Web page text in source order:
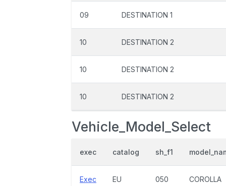
09 DESTINATION 1
10 DESTINATION 2
10 DESTINATION 2
10 DESTINATION 2
Vehicle_Model_Select
exec catalog sh_f1
Exec EU 050 COROLLA